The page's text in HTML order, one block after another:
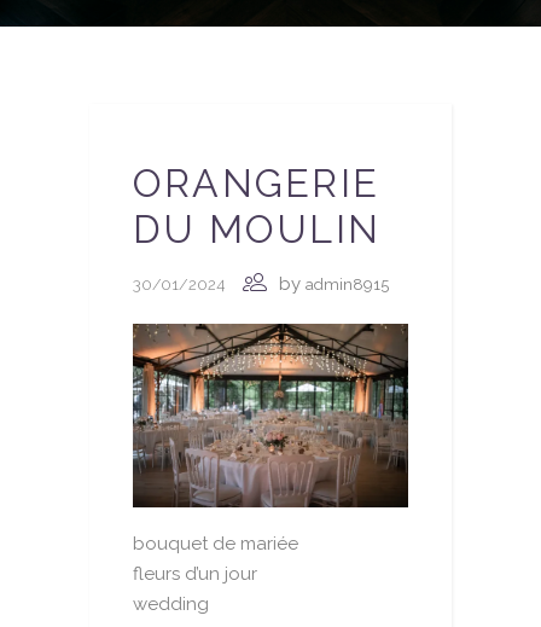
ORANGERIE
DU MOULIN
30/01/2024 by admin8915
bouquet de mariée
fleurs d’un jour
wedding